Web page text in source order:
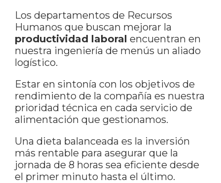
Los departamentos de Recursos
Humanos que buscan mejorar la
productividad laboral encuentran en
nuestra ingeniería de menús un aliado
logístico.
Estar en sintonía con los objetivos de
rendimiento de la compañía es nuestra
prioridad técnica en cada servicio de
alimentación que gestionamos.
Una dieta balanceada es la inversión
más rentable para asegurar que la
jornada de 8 horas sea eficiente desde
el primer minuto hasta el último.